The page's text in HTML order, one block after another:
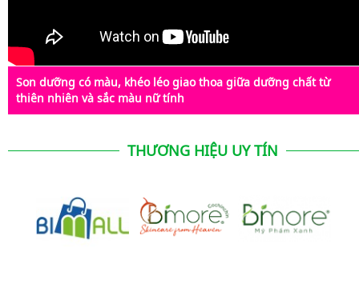
Son dưỡng có màu, khéo léo giao thoa giữa dưỡng chất từ
thiên nhiên và sắc màu nữ tính
THƯƠNG HIỆU UY TÍN